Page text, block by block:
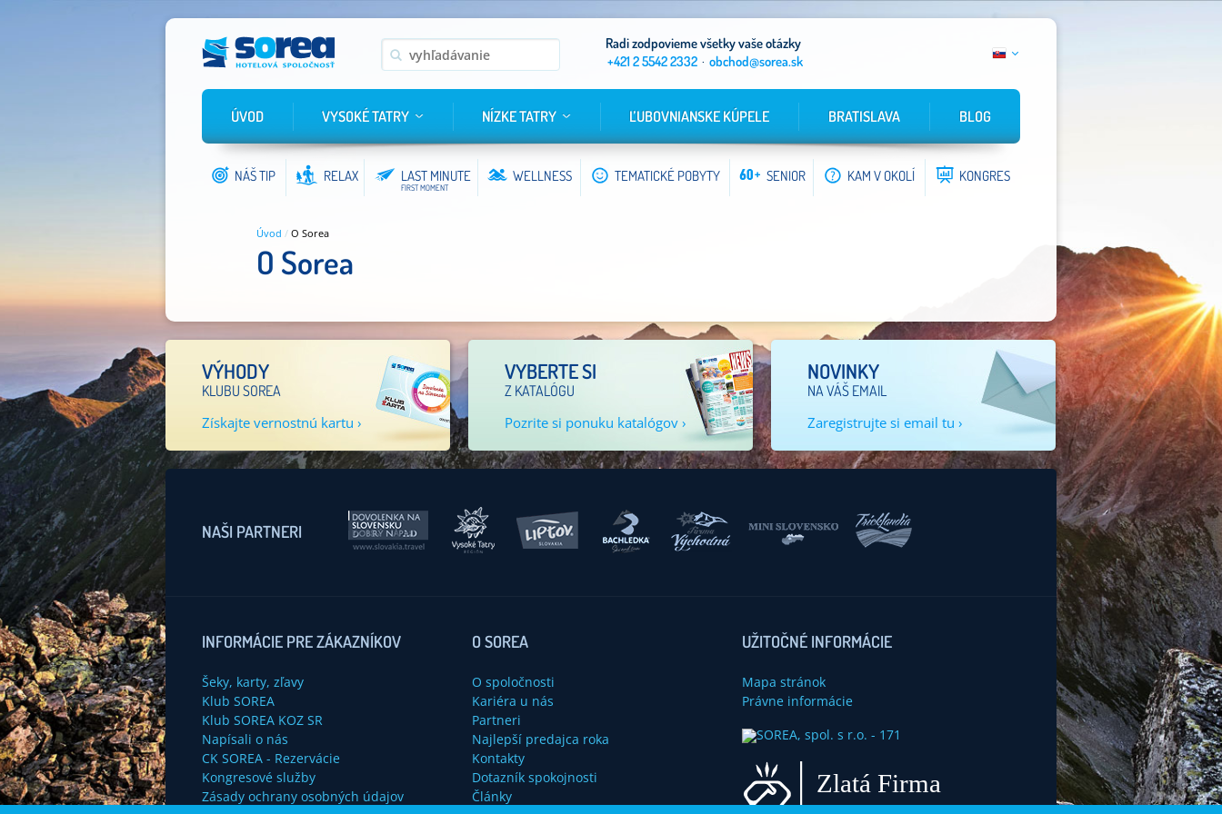
Radi zodpovieme všetky vaše otázky
+421 2 5542 2332 · obchod@sorea.sk
ÚVOD VYSOKÉ TATRY NÍZKE TATRY ĽUBOVNIANSKE KÚPELE BRATISLAVA BLOG
NÁŠ TIP RELAX LAST MINUTE
FIRST MOMENT
WELLNESS TEMATICKÉ POBYTY SENIOR KAM V OKOLÍ KONGRES
Úvod / O Sorea
O Sorea
VÝHODY
KLUBU SOREA
Získajte vernostnú kartu ›
VYBERTE SI
Z KATALÓGU
Pozrite si ponuku katalógov ›
NOVINKY
NA VÁŠ EMAIL
Zaregistrujte si email tu ›
NAŠI PARTNERI
INFORMÁCIE PRE ZÁKAZNÍKOV
Šeky, karty, zľavy
Klub SOREA
Klub SOREA KOZ SR
Napísali o nás
CK SOREA - Rezervácie
Kongresové služby
Zásady ochrany osobných údajov
O SOREA
O spoločnosti
Kariéra u nás
Partneri
Najlepší predajca roka
Kontakty
Dotazník spokojnosti
Články
UŽITOČNÉ INFORMÁCIE
Mapa stránok
Právne informácie